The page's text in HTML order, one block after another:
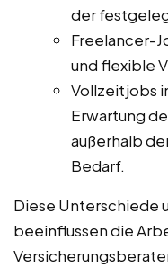
der
Freelancer-
und flexible
Vollzeitjobs
Erwartung
außerhalb
Bedarf.
Diese Unterschiede
beeinflussen die